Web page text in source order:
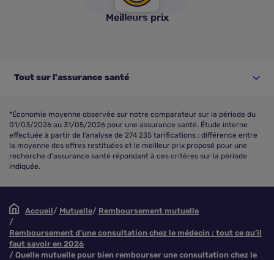
Meilleurs prix
Tout sur l'assurance santé
*Économie moyenne observée sur notre comparateur sur la période du
01/03/2026 au 31/05/2026 pour une assurance santé. Étude interne
effectuée à partir de l’analyse de 274 235 tarifications : différence entre
la moyenne des offres restituées et le meilleur prix proposé pour une
recherche d'assurance santé répondant à ces critères sur la période
indiquée.
Accueil Mutuelle Remboursement mutuelle
Remboursement d’une consultation chez le médecin : tout ce qu’il
faut savoir en 2026
Quelle mutuelle pour bien rembourser une consultation chez le